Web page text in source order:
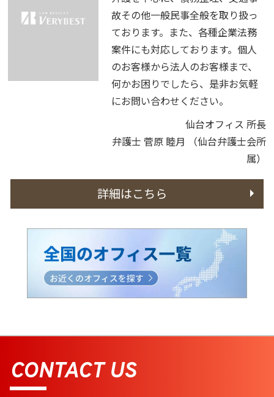
故その他一般民事全般を取り扱っ
ております。また、各種企業法務
案件にも対応しております。個人
のお客様から法人のお客様まで、
何かお困りでしたら、是非お気軽
にお問い合わせください。
仙台オフィス 所長
弁護士 菅原 睦月
（仙台弁護士会所
属）
詳細はこちら
CONTACT US